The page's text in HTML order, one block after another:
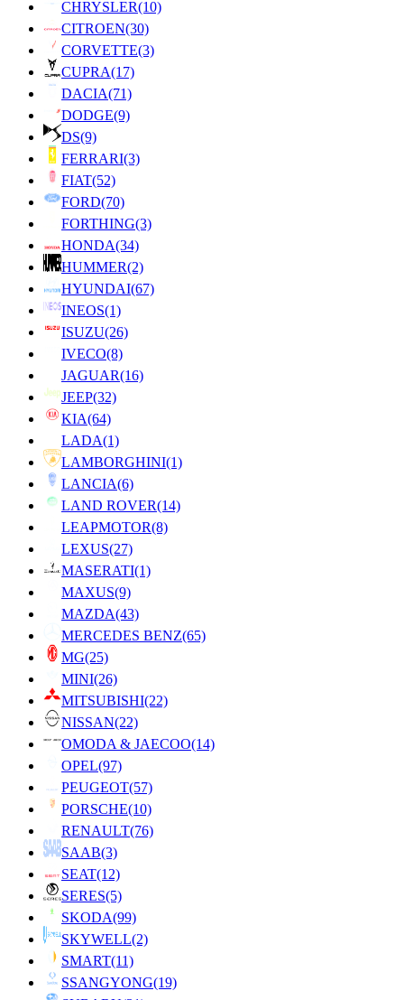
CHRYSLER(10)
CITROEN(30)
CORVETTE(3)
CUPRA(17)
DACIA(71)
DODGE(9)
DS(9)
FERRARI(3)
FIAT(52)
FORD(70)
FORTHING(3)
HONDA(34)
HUMMER(2)
HYUNDAI(67)
INEOS(1)
ISUZU(26)
IVECO(8)
JAGUAR(16)
JEEP(32)
KIA(64)
LADA(1)
LAMBORGHINI(1)
LANCIA(6)
LAND ROVER(14)
LEAPMOTOR(8)
LEXUS(27)
MASERATI(1)
MAXUS(9)
MAZDA(43)
MERCEDES BENZ(65)
MG(25)
MINI(26)
MITSUBISHI(22)
NISSAN(22)
OMODA & JAECOO(14)
OPEL(97)
PEUGEOT(57)
PORSCHE(10)
RENAULT(76)
SAAB(3)
SEAT(12)
SERES(5)
SKODA(99)
SKYWELL(2)
SMART(11)
SSANGYONG(19)